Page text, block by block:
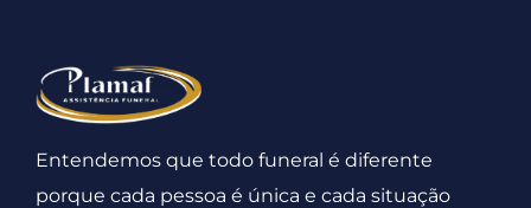
Entendemos que todo funeral é diferente
porque cada pessoa é única e cada situação